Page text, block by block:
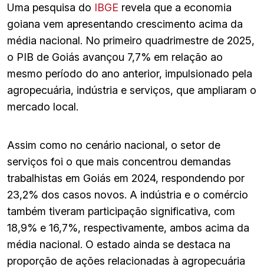
Uma pesquisa do IBGE revela que a economia
goiana vem apresentando crescimento acima da
média nacional. No primeiro quadrimestre de 2025,
o PIB de Goiás avançou 7,7% em relação ao
mesmo período do ano anterior, impulsionado pela
agropecuária, indústria e serviços, que ampliaram o
mercado local.
Assim como no cenário nacional, o setor de
serviços foi o que mais concentrou demandas
trabalhistas em Goiás em 2024, respondendo por
23,2% dos casos novos. A indústria e o comércio
também tiveram participação significativa, com
18,9% e 16,7%, respectivamente, ambos acima da
média nacional. O estado ainda se destaca na
proporção de ações relacionadas à agropecuária